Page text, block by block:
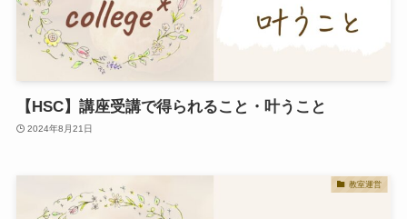
【HSC】講座受講で得られること・叶うこと
2024年8月21日
教室運営